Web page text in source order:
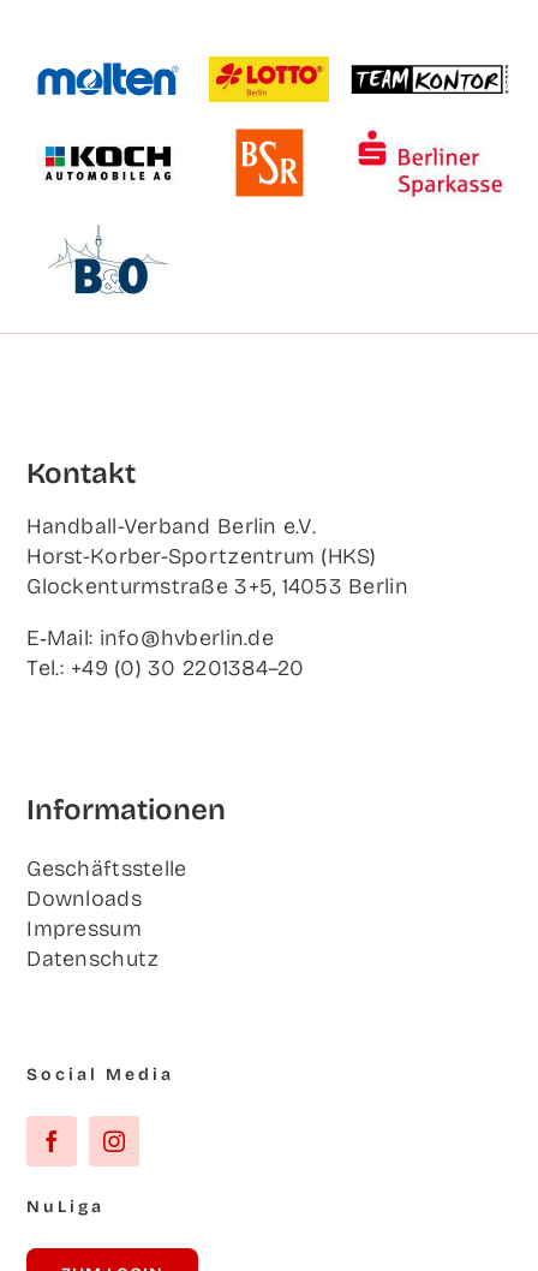
Kon­takt
Hand­ball-Ver­band Ber­lin e.V.
Horst-Korb­er-Sport­zen­trum (HKS)
Glo­cken­turm­stra­ße 3+5, 14053 Berlin
E‑Mail: info@hvberlin.de
Tel.: +49 (0) 30 2201384–20
Infor­ma­tio­nen
Geschäfts­stel­le
Down­loads
Impres­sum
Daten­schutz
Social Media
NuLi­ga